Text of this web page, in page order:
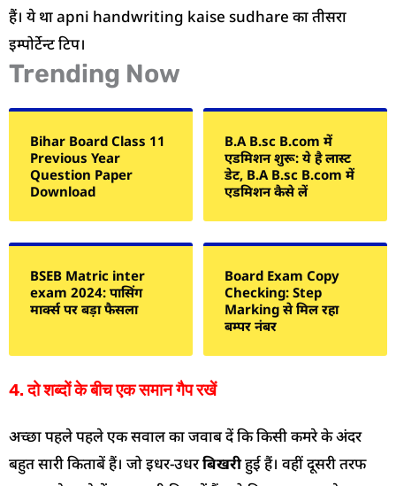
हैं। ये था apni handwriting kaise sudhare का तीसरा
इम्पोर्टेन्ट टिप।
Trending Now
Bihar Board Class 11
Previous Year
Question Paper
Download
B.A B.sc B.com में
एडमिशन शुरू: ये है लास्ट
डेट, B.A B.sc B.com में
एडमिशन कैसे लें
BSEB Matric inter
exam 2024: पासिंग
मार्क्स पर बड़ा फैसला
Board Exam Copy
Checking: Step
Marking से मिल रहा
बम्पर नंबर
4. दो शब्दों के बीच एक समान गैप रखें
अच्छा पहले पहले एक सवाल का जवाब दें कि किसी कमरे के अंदर
बहुत सारी किताबें हैं। जो इधर-उधरबिखरीहुई हैं। वहीं दूसरी तरफ